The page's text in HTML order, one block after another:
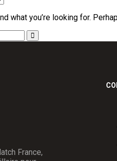
what you’re looking for.